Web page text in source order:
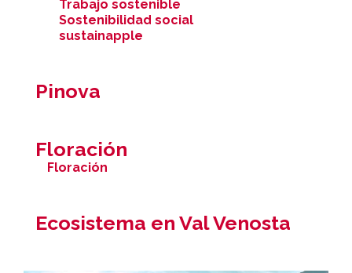
Trabajo sostenible
Sostenibilidad social
sustainapple
Pinova
Floración
Floración
Ecosistema en Val Venosta